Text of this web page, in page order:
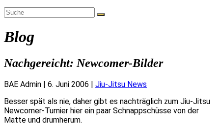
Blog
Nachgereicht: Newcomer-Bilder
BAE Admin | 6. Juni 2006 | Jiu-Jitsu News
Besser spät als nie, daher gibt es nachträglich zum Jiu-Jitsu
Newcomer-Turnier hier ein paar Schnappschüsse von der
Matte und drumherum.